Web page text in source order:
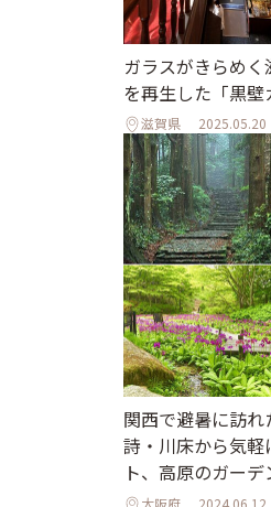
ガラスがきらめ
を再生した「黒
滋賀県 2025.05.20
関西で避暑に訪
詩・川床から気
ト、高原のガー
大阪府 2024.06.12